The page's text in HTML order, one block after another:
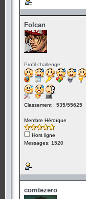
Folcan
Profil challenge
Classement : 535/55625
Membre Héroïque
Hors ligne
Messages: 1520
comtezero